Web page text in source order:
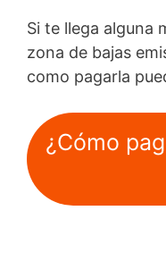
Si te llega alguna
zona de bajas
como pagarla
¿Cómo